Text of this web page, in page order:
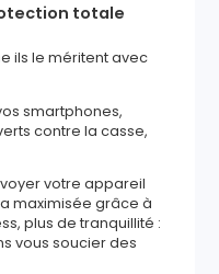
totale
ils le méritent avec
smartphones,
contre la casse,
votre appareil
maximisée grâce à
plus de tranquillité :
vous soucier des